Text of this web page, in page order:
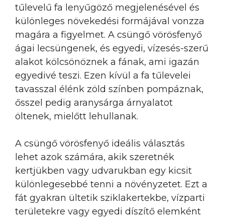
tűlevelű fa lenyűgöző megjelenésével és
különleges növekedési formájával vonzza
magára a figyelmet. A csüngő vörösfenyő
ágai lecsüngenek, és egyedi, vízesés-szerű
alakot kölcsönöznek a fának, ami igazán
egyedivé teszi. Ezen kívül a fa tűlevelei
tavasszal élénk zöld színben pompáznak,
ősszel pedig aranysárga árnyalatot
öltenek, mielőtt lehullanak.
A csüngő vörösfenyő ideális választás
lehet azok számára, akik szeretnék
kertjükben vagy udvarukban egy kicsit
különlegesebbé tenni a növényzetet. Ezt a
fát gyakran ültetik sziklakertekbe, vízparti
területekre vagy egyedi díszítő elemként